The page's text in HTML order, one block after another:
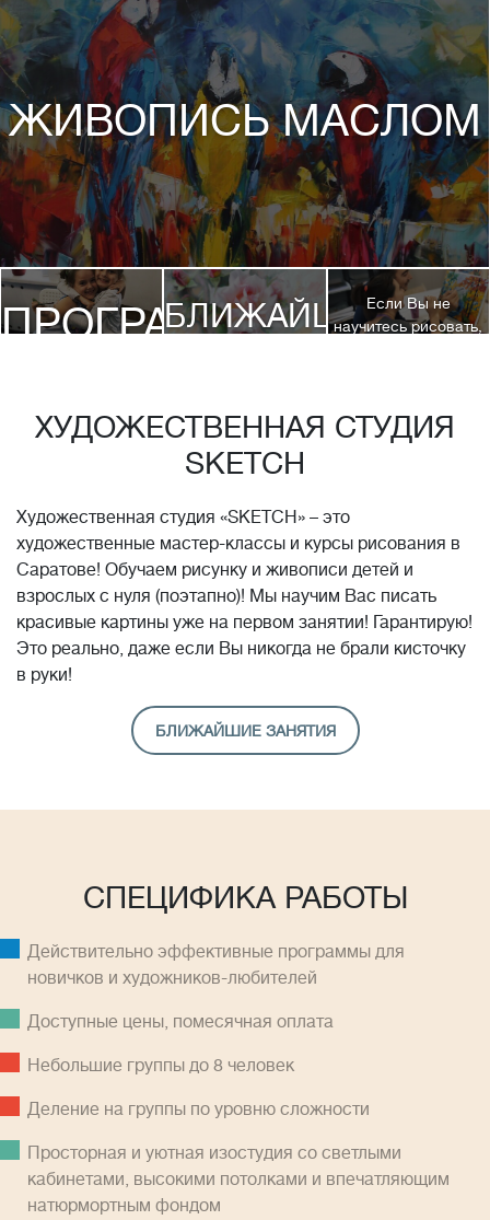
ЖИВОПИСЬ МАСЛОМ
ПРОГРАММЫ
БЛИЖАЙШИЕЕсли Вы не
научитесь рисовать,
стоимость обучения!*
ХУДОЖЕСТВЕННАЯ СТУДИЯ
SKETCH
Художественная студия «SKETCH» – это
художественные мастер-классы и курсы рисования в
Саратове! Обучаем рисунку и живописи детей и
взрослых с нуля (поэтапно)! Мы научим Вас писать
красивые картины уже на первом занятии! Гарантирую!
Это реально, даже если Вы никогда не брали кисточку
в руки!
БЛИЖАЙШИЕ ЗАНЯТИЯ
СПЕЦИФИКА РАБОТЫ
Действительно эффективные программы для
новичков и художников-любителей
Доступные цены, помесячная оплатa
Небольшие группы до 8 человек
Деление на группы по уровню сложности
Просторная и уютная изостудия со светлыми
кабинетами, высокими потолками и впечатляющим
натюрмортным фондом